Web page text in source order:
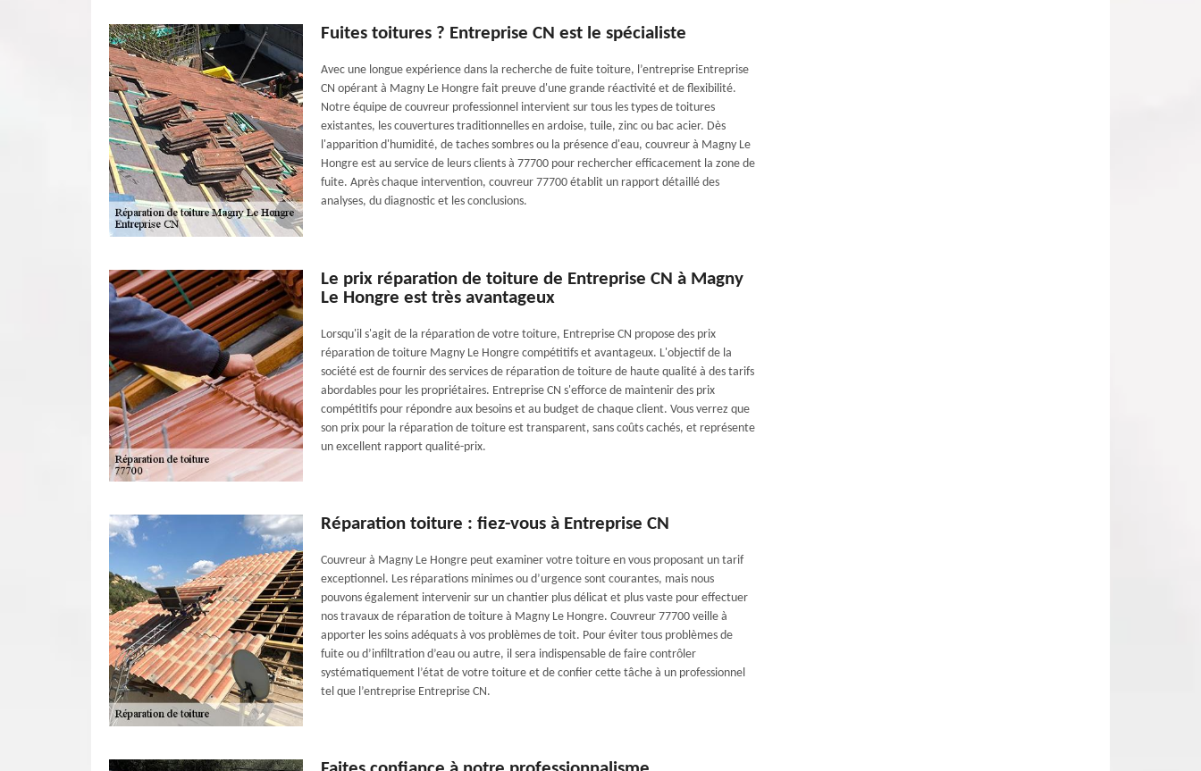
Fuites toitures ? Entreprise CN est le spécialiste
Avec une longue expérience dans la recherche de fuite toiture, l’entreprise Entreprise
CN opérant à Magny Le Hongre fait preuve d'une grande réactivité et de flexibilité.
Notre équipe de couvreur professionnel intervient sur tous les types de toitures
existantes, les couvertures traditionnelles en ardoise, tuile, zinc ou bac acier. Dès
l'apparition d'humidité, de taches sombres ou la présence d'eau, couvreur à Magny Le
Hongre est au service de leurs clients à 77700 pour rechercher efficacement la zone de
fuite. Après chaque intervention, couvreur 77700 établit un rapport détaillé des
analyses, du diagnostic et les conclusions.
Le prix réparation de toiture de Entreprise CN à Magny
Le Hongre est très avantageux
Lorsqu'il s'agit de la réparation de votre toiture, Entreprise CN propose des prix
réparation de toiture Magny Le Hongre compétitifs et avantageux. L'objectif de la
société est de fournir des services de réparation de toiture de haute qualité à des tarifs
abordables pour les propriétaires. Entreprise CN s'efforce de maintenir des prix
compétitifs pour répondre aux besoins et au budget de chaque client. Vous verrez que
son prix pour la réparation de toiture est transparent, sans coûts cachés, et représente
un excellent rapport qualité-prix.
Réparation toiture : fiez-vous à Entreprise CN
Couvreur à Magny Le Hongre peut examiner votre toiture en vous proposant un tarif
exceptionnel. Les réparations minimes ou d’urgence sont courantes, mais nous
pouvons également intervenir sur un chantier plus délicat et plus vaste pour effectuer
nos travaux de réparation de toiture à Magny Le Hongre. Couvreur 77700 veille à
apporter les soins adéquats à vos problèmes de toit. Pour éviter tous problèmes de
fuite ou d’infiltration d’eau ou autre, il sera indispensable de faire contrôler
systématiquement l’état de votre toiture et de confier cette tâche à un professionnel
tel que l’entreprise Entreprise CN.